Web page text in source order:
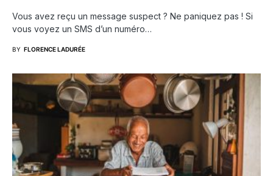
Vous avez reçu un message suspect ? Ne paniquez pas ! Si
vous voyez un SMS d’un numéro…
BY FLORENCE LADURÉE